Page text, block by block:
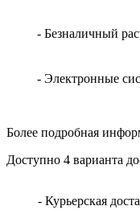
- Безналичный
- Электронные
Более подробная
Доступно 4 варианта
- Курьерская